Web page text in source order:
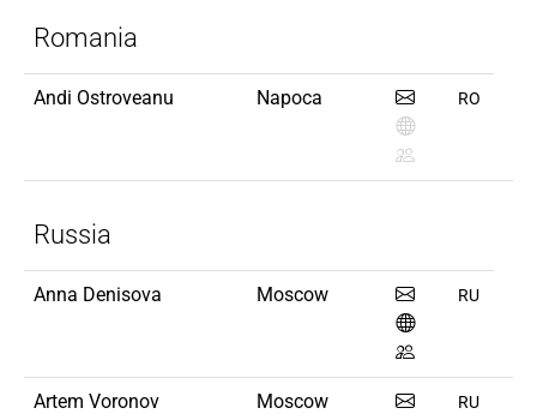
Romania
Andi Ostroveanu Napoca RO
Russia
Anna Denisova Moscow RU
Artem Voronov Moscow RU